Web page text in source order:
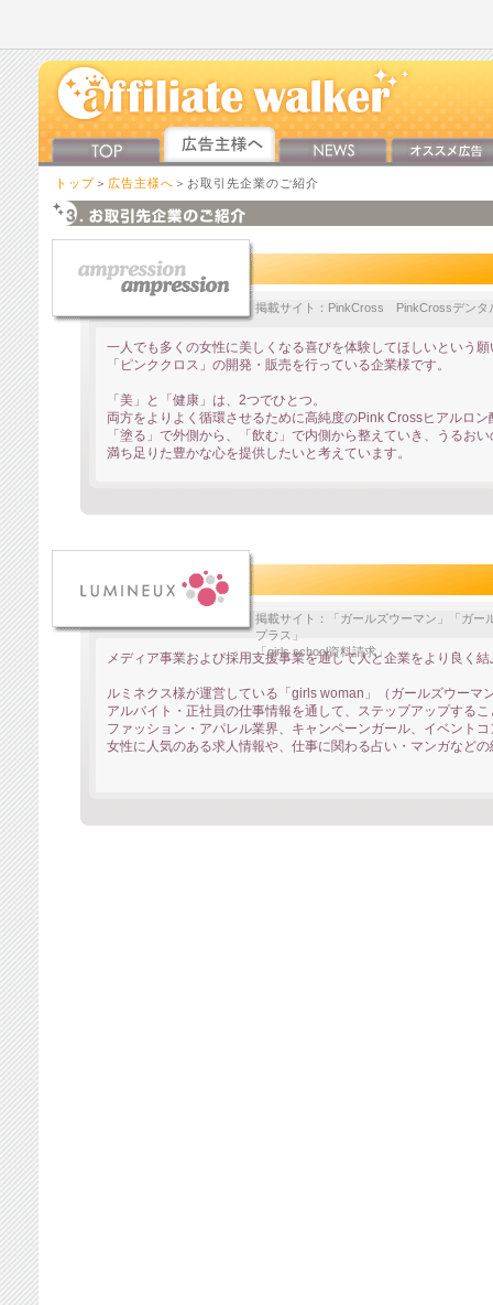
トップ ＞ 広告主様へ ＞お取引先企業のご紹介
掲載サイト：PinkCross PinkCrossデンタ
一人でも多くの女性に美しくなる喜びを体験してほしいという
「ピンククロス」の開発・販売を行っている企業様です。
「美」と「健康」は、2つでひとつ。
両方をよりよく循環させるために高純度のPink Crossヒアルロン
「塗る」で外側から、「飲む」で内側から整えていき、うるお
満ち足りた豊かな心を提供したいと考えています。
掲載サイト：「ガールズウーマン」「ガー
プラス」
「girls school資料請求」
メディア事業および採用支援事業を通して人と企業をより良く
ルミネクス様が運営している「girls woman」（ガールズウーマ
アルバイト・正社員の仕事情報を通して、ステップアップする
ファッション・アパレル業界、キャンペーンガール、イベント
女性に人気のある求人情報や、仕事に関わる占い・マンガなど